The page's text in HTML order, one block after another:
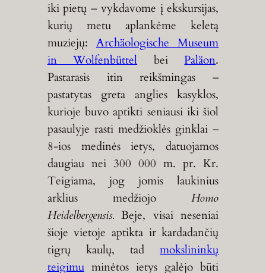
iki pietų – vykdavome į ekskursijas,
kurių metu aplankėme keletą
muziejų: Archäologische Museum
in Wolfenbüttel beiPaläon.
Pastarasis itin reikšmingas –
pastatytas greta anglies kasyklos,
kurioje buvo aptikti seniausi iki šiol
pasaulyje rasti medžioklės ginklai –
8-ios medinės ietys, datuojamos
daugiau nei 300 000 m. pr. Kr.
Teigiama, jog jomis laukinius
arklius medžiojoHomo
Heidelbergensis.Beje, visai neseniai
šioje vietoje aptikta ir kardadančių
tigrų kaulų, tadmokslininkų
teigimuminėtos ietys galėjo būti